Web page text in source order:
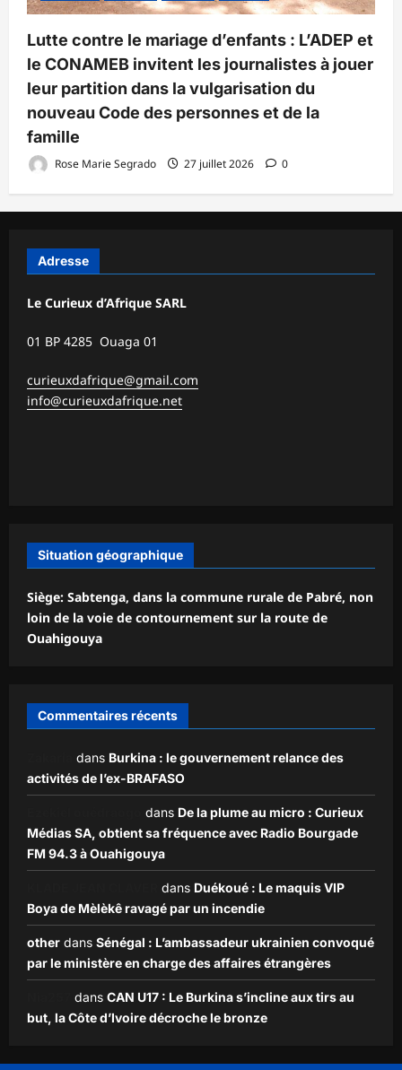
Lutte contre le mariage d’enfants : L’ADEP et
le CONAMEB invitent les journalistes à jouer
leur partition dans la vulgarisation du
nouveau Code des personnes et de la
famille
Rose Marie Segrado 27 juillet 2026 0
Adresse
Le Curieux d’Afrique SARL
01 BP 4285 Ouaga 01
curieuxdafrique@gmail.com
info@curieuxdafrique.net
Situation géographique
Siège: Sabtenga, dans la commune rurale de Pabré, non
loin de la voie de contournement sur la route de
Ouahigouya
Commentaires récents
dans Burkina : le gouvernement relance des
activités de l’ex-BRAFASO
dans De la plume au micro : Curieux
Médias SA, obtient sa fréquence avec Radio Bourgade
FM 94.3 à Ouahigouya
dans Duékoué : Le maquis VIP
Boya de Mèlèkê ravagé par un incendie
other dans Sénégal : L’ambassadeur ukrainien convoqué
par le ministère en charge des affaires étrangères
dans CAN U17 : Le Burkina s’incline aux tirs au
but, la Côte d’Ivoire décroche le bronze